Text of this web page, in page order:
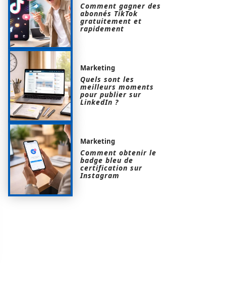
Comment gagner des
abonnés TikTok
gratuitement et
rapidement
Marketing
Quels sont les
meilleurs moments
pour publier sur
LinkedIn ?
Marketing
Comment obtenir le
badge bleu de
certification sur
Instagram